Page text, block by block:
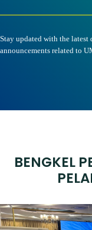
Stay updated with the
announcements related to
BENGKEL